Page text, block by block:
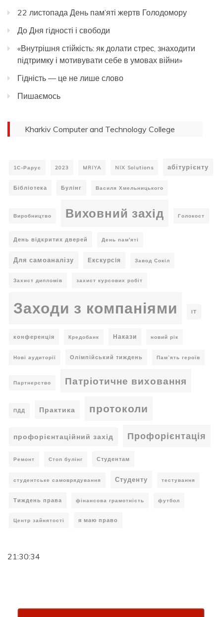
22 листопада День пам’яті жертв Голодомору
До Дня гідності і свободи
«Внутрішня стійкість: як долати стрес, знаходити
підтримку і мотивувати себе в умовах війни»
Гідність — це не лише слово
Пишаємось
Kharkiv Computer and Technology College
1С-Рарус 2023 MRIYA NIX Solutions абітурієнту
Бібліотека Булінг Василя Хмельницького
Виробництво Виховний захід Голокост
День відкритих дверей День пам'яті
Для самоаналізу Екскурсія Завод Сокіл
Захист дипломів захист курсових робіт
Заходи з компаніями ІТ
конференція Кредобанк Накази новий рік
Нові аудиторії Олімпійський тиждень Пам’ять героїв
Партнерство Патріотичне виховання
ПДД Практика протоколи
профорієнтаційний захід Профорієнтація
Ремонт Стоп булінг Студентам
студентське самоврядування Студенту тестування
Тиждень права фінансова грамотність футбол
Центр зайнятості я маю право
21:30:35